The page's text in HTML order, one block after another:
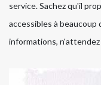
service. Sachez qu'il
accessibles à beaucoup
informations,